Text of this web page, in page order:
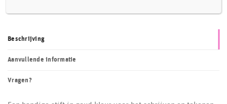
Beschrijving
Aanvullende informatie
Vragen?